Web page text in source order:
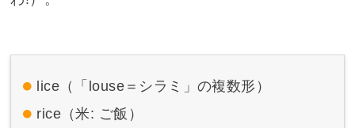
lice（「louse＝シラミ」の複数形）
rice（米: ご飯）